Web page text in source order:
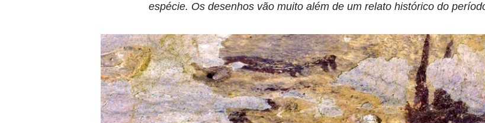
espécie. Os desenhos vão muito além de um relato histórico do